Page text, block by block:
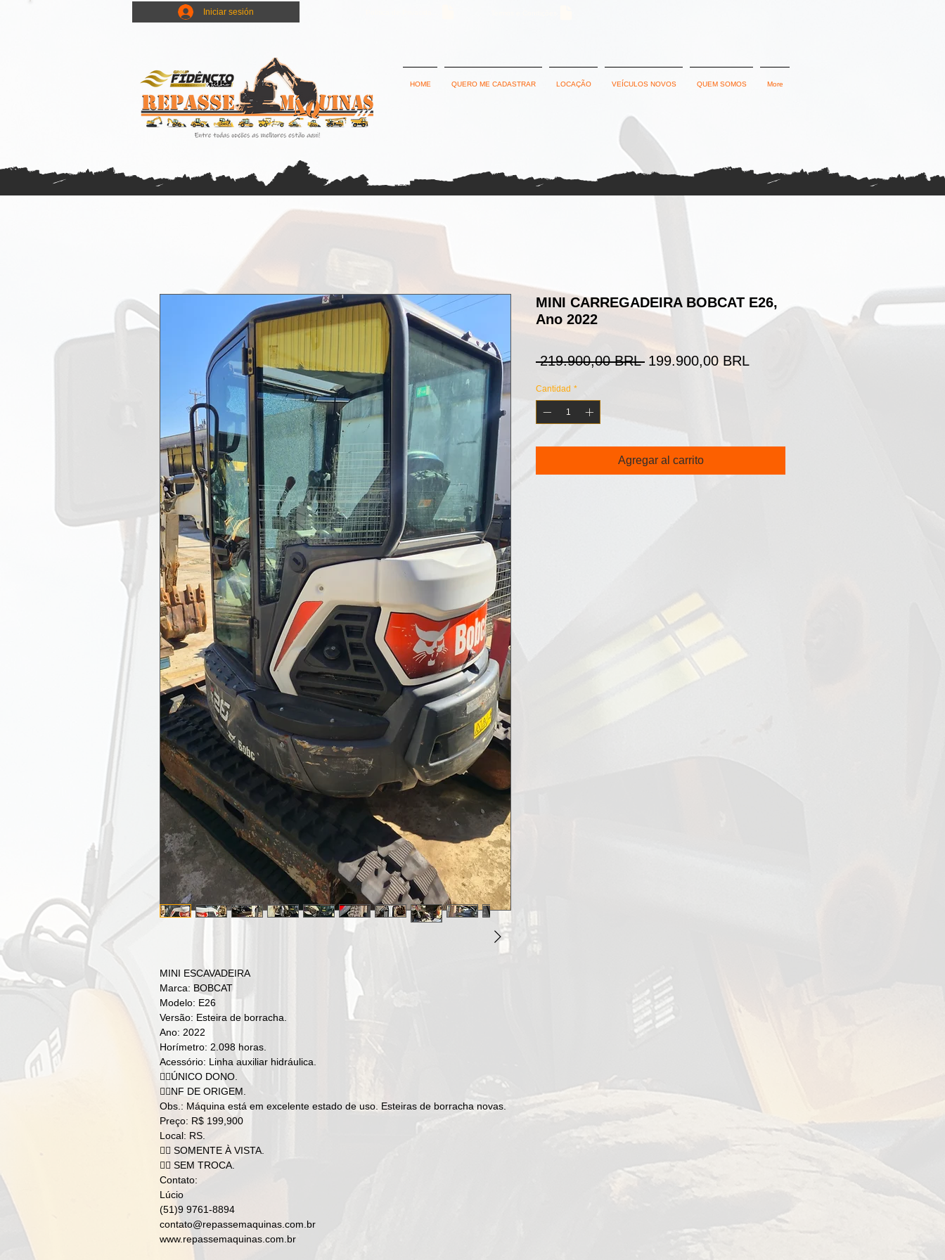
Iniciar sesión
HOME QUERO ME CADASTRAR LOCAÇÃO VEÍCULOS NOVOS QUEM SOMOS More
MINI ESCAVADEIRA
Marca: BOBCAT
Modelo: E26
Versão: Esteira de borracha.
Ano: 2022
Horímetro: 2.098 horas.
Acessório: Linha auxiliar hidráulica.
👉🏻ÚNICO DONO.
👉🏻NF DE ORIGEM.
Obs.: Máquina está em excelente estado de uso. Esteiras de borracha novas.
Preço: R$ 199,900
Local: RS.
👉🏻 SOMENTE À VISTA.
👉🏻 SEM TROCA.
Contato:
Lúcio
(51)9 9761-8894
contato@repassemaquinas.com.br
www.repassemaquinas.com.br
MINI CARREGADEIRA BOBCAT E26,
Ano 2022
219.900,00 BRL Precio
199.900,00 BRL
Cantidad *
Agregar al carrito